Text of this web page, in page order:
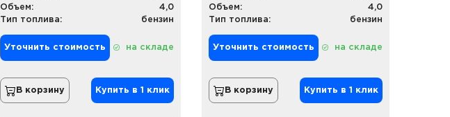
Объем:
4,0
Тип топлива:
бензин
Уточнить стоимость на складе
В корзину Купить в 1 клик
Объем:
4,0
Тип топлива:
бензин
Уточнить стоимость на складе
В корзину Купить в 1 клик